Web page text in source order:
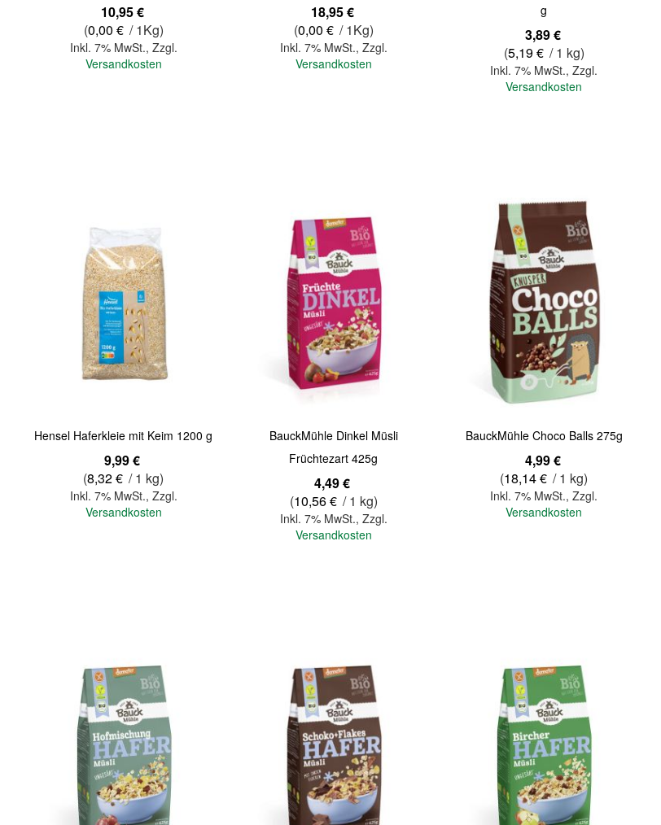
10,95 €
(0,00 € / 1Kg)
Inkl. 7% MwSt., Zzgl.
Versandkosten
18,95 €
(0,00 € / 1Kg)
Inkl. 7% MwSt., Zzgl.
Versandkosten
Quickview
g
3,89 €
(5,19 € / 1 kg)
Inkl. 7% MwSt.,Zzgl.
Versandkosten
Quickview
Hensel Haferkleie mit Keim 1200 g
9,99 €
(8,32 € / 1 kg)
Inkl. 7% MwSt., Zzgl.
Versandkosten
Quickview
BauckMühle Dinkel Müsli
Früchtezart 425g
4,49 €
(10,56 € / 1 kg)
Inkl. 7% MwSt., Zzgl.
Versandkosten
Quickview
BauckMühle Choco Balls 275g
4,99 €
(18,14 € / 1 kg)
Inkl. 7% MwSt.,Zzgl.
Versandkosten
Quickview